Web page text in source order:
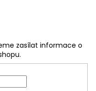
zasílat informace o